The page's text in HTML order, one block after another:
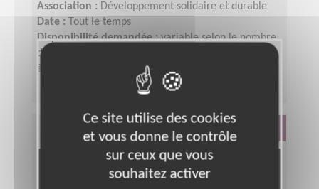
Association : Développement solidaire et durable
Date :
Tout le temps
Disponibilité demandée :variable selon le nombre
de bénévoles recrutés pour cette mission, environ 5
à 10 heures par semaine selon possibilité
Ce site utilise des cookies
et vous donne le contrôle
sur ceux que vous
souhaitez activer